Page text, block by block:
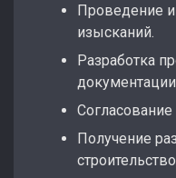
Проведение
изысканий.
Разработка
Согласование
Получение